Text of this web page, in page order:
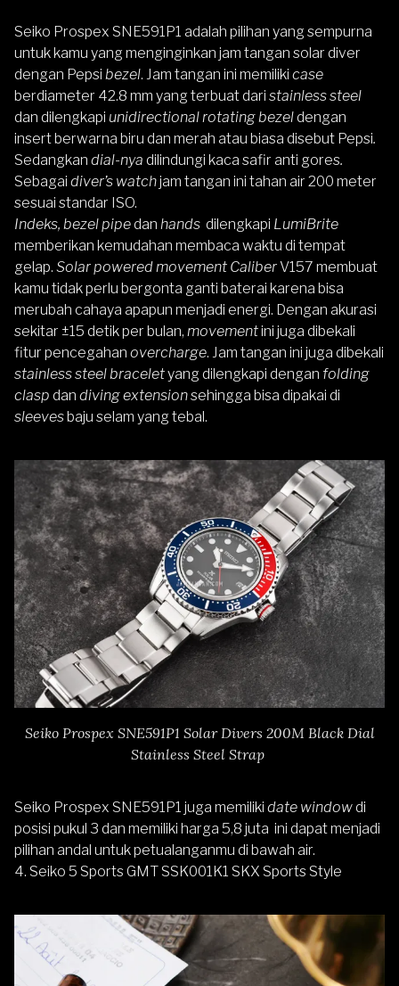
Seiko Prospex SNE591P1 adalah pilihan yang sempurna
untuk kamu yang menginginkan jam tangan solar diver
dengan Pepsi bezel. Jam tangan ini memiliki case
berdiameter 42.8 mm yang terbuat dari stainless steel
dan dilengkapi unidirectional rotating bezeldengan
insert berwarna biru dan merah atau biasa disebut Pepsi.
Sedangkan dial-nya dilindungi kaca safir anti gores.
Sebagai diver’s watchjam tangan ini tahan air 200 meter
sesuai standar ISO.
Indeks, bezel pipedan hands dilengkapi LumiBrite
memberikan kemudahan membaca waktu di tempat
gelap. Solar powered movement CaliberV157 membuat
kamu tidak perlu bergonta ganti baterai karena bisa
merubah cahaya apapun menjadi energi. Dengan akurasi
sekitar ±15 detik per bulan, movementini juga dibekali
fitur pencegahan overcharge. Jam tangan ini juga dibekali
stainless steel braceletyang dilengkapi dengan folding
clasp dan diving extensionsehingga bisa dipakai di
sleeves baju selam yang tebal.
Seiko Prospex SNE591P1 Solar Divers 200M Black Dial
Stainless Steel Strap
Seiko Prospex SNE591P1 juga memiliki date windowdi
posisi pukul 3 dan memiliki harga 5,8 juta ini dapat menjadi
pilihan andal untuk petualanganmu di bawah air.
4. Seiko 5 Sports GMT SSK001K1 SKX Sports Style